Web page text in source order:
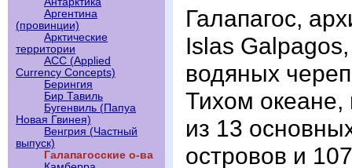
Аргентина
(провинции)
Арктические
территории
АСС (Applied
Currency Concepts)
Берингия
Бир Тавиль
Бугенвиль (Папуа
Новая Гвинея)
Венгрия (Частный
выпуск)
Галапагосские о-ва
Галапагос,
Islas
водяных
Тихом океане,
из 13
островов и